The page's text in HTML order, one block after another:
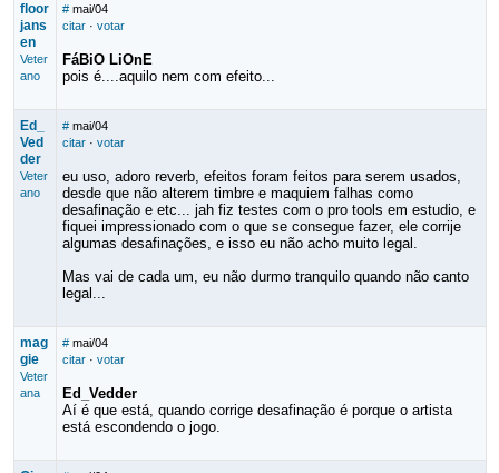
floor
jans
en
Veter
ano
# mai/04
citar· votar
FáBiO LiOnE
pois é....aquilo nem com efeito...
Ed_
Ved
der
Veter
ano
# mai/04
citar· votar
eu uso, adoro reverb, efeitos foram feitos para serem usados,
desde que não alterem timbre e maquiem falhas como
desafinação e etc... jah fiz testes com o pro tools em estudio, e
fiquei impressionado com o que se consegue fazer, ele corrije
algumas desafinações, e isso eu não acho muito legal.
Mas vai de cada um, eu não durmo tranquilo quando não canto
legal...
mag
gie
Veter
ana
# mai/04
citar· votar
Ed_Vedder
Aí é que está, quando corrige desafinação é porque o artista
está escondendo o jogo.